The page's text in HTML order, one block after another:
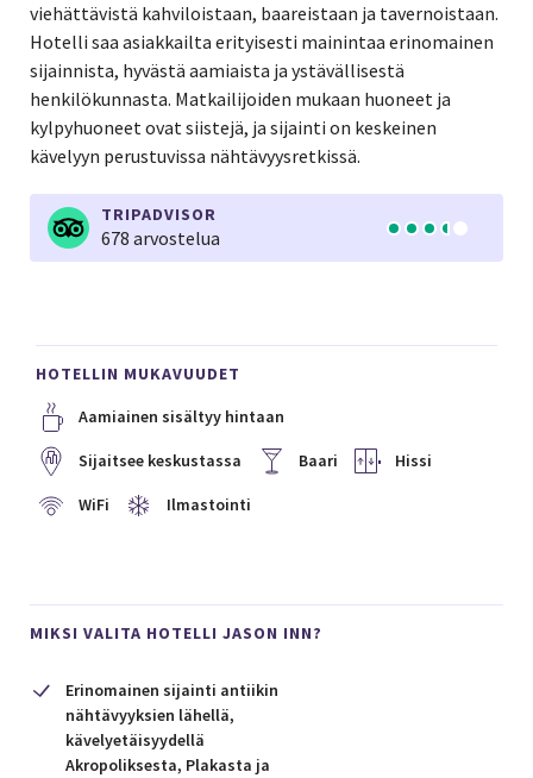
viehättävistä kahviloistaan, baareistaan ja tavernoistaan.
Hotelli saa asiakkailta erityisesti mainintaa erinomainen
sijainnista, hyvästä aamiaista ja ystävällisestä
henkilökunnasta. Matkailijoiden mukaan huoneet ja
kylpyhuoneet ovat siistejä, ja sijainti on keskeinen
kävelyyn perustuvissa nähtävyysretkissä.
TRIPADVISOR
678 arvostelua
HOTELLIN MUKAVUUDET
Aamiainen sisältyy hintaan
Sijaitsee keskustassa Baari Hissi
WiFi Ilmastointi
MIKSI VALITA HOTELLI JASON INN?
Erinomainen sijainti antiikin
nähtävyyksien lähellä,
kävelyetäisyydellä
Akropoliksesta, Plakasta ja